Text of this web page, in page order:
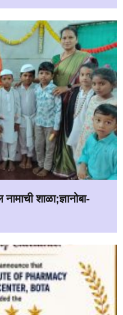
शाळा;ज्ञानोबा-